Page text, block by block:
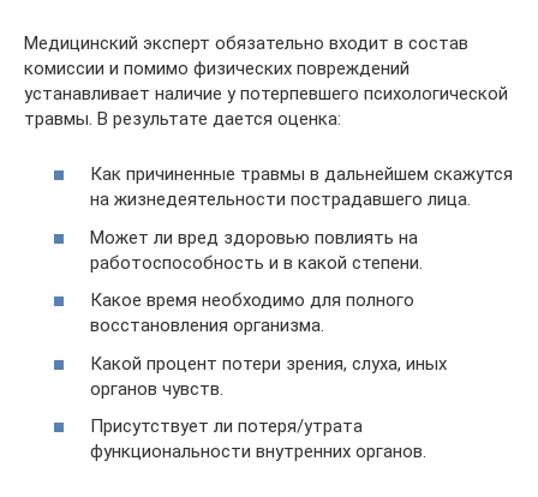
Медицинский эксперт обязательно входит в состав
комиссии и помимо физических повреждений
устанавливает наличие у потерпевшего психологической
травмы. В результате дается оценка:
Как причиненные травмы в дальнейшем скажутся
на жизнедеятельности пострадавшего лица.
Может ли вред здоровью повлиять на
работоспособность и в какой степени.
Какое время необходимо для полного
восстановления организма.
Какой процент потери зрения, слуха, иных
органов чувств.
Присутствует ли потеря/утрата
функциональности внутренних органов.